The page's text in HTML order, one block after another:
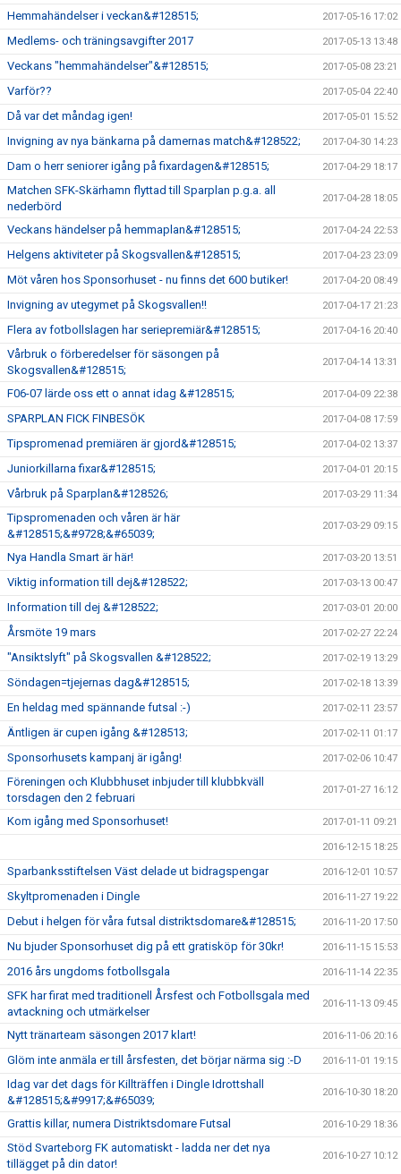
Hemmahändelser i veckan&#128515; 2017-05-16 17:02
Medlems- och träningsavgifter 2017 2017-05-13 13:48
Veckans "hemmahändelser"&#128515; 2017-05-08 23:21
Varför?? 2017-05-04 22:40
Då var det måndag igen! 2017-05-01 15:52
Invigning av nya bänkarna på damernas match&#128522; 2017-04-30 14:23
Dam o herr seniorer igång på fixardagen&#128515; 2017-04-29 18:17
Matchen SFK-Skärhamn flyttad till Sparplan p.g.a. all
nederbörd
2017-04-28 18:05
Veckans händelser på hemmaplan&#128515; 2017-04-24 22:53
Helgens aktiviteter på Skogsvallen&#128515; 2017-04-23 23:09
Möt våren hos Sponsorhuset - nu finns det 600 butiker! 2017-04-20 08:49
Invigning av utegymet på Skogsvallen!! 2017-04-17 21:23
Flera av fotbollslagen har seriepremiär&#128515; 2017-04-16 20:40
Vårbruk o förberedelser för säsongen på
Skogsvallen&#128515;
2017-04-14 13:31
F06-07 lärde oss ett o annat idag &#128515; 2017-04-09 22:38
SPARPLAN FICK FINBESÖK 2017-04-08 17:59
Tipspromenad premiären är gjord&#128515; 2017-04-02 13:37
Juniorkillarna fixar&#128515; 2017-04-01 20:15
Vårbruk på Sparplan&#128526; 2017-03-29 11:34
Tipspromenaden och våren är här
&#128515;&#9728;&#65039;
2017-03-29 09:15
Nya Handla Smart är här! 2017-03-20 13:51
Viktig information till dej&#128522; 2017-03-13 00:47
Information till dej &#128522; 2017-03-01 20:00
Årsmöte 19 mars 2017-02-27 22:24
"Ansiktslyft" på Skogsvallen &#128522; 2017-02-19 13:29
Söndagen=tjejernas dag&#128515; 2017-02-18 13:39
En heldag med spännande futsal :-) 2017-02-11 23:57
Äntligen är cupen igång &#128513; 2017-02-11 01:17
Sponsorhusets kampanj är igång! 2017-02-06 10:47
Föreningen och Klubbhuset inbjuder till klubbkväll
torsdagen den 2 februari
2017-01-27 16:12
Kom igång med Sponsorhuset! 2017-01-11 09:21
2016-12-15 18:25
Sparbanksstiftelsen Väst delade ut bidragspengar 2016-12-01 10:57
Skyltpromenaden i Dingle 2016-11-27 19:22
Debut i helgen för våra futsal distriktsdomare&#128515; 2016-11-20 17:50
Nu bjuder Sponsorhuset dig på ett gratisköp för 30kr! 2016-11-15 15:53
2016 års ungdoms fotbollsgala 2016-11-14 22:35
SFK har firat med traditionell Årsfest och Fotbollsgala med
avtackning och utmärkelser
2016-11-13 09:45
Nytt tränarteam säsongen 2017 klart! 2016-11-06 20:16
Glöm inte anmäla er till årsfesten, det börjar närma sig :-D 2016-11-01 19:15
Idag var det dags för Killträffen i Dingle Idrottshall
&#128515;&#9917;&#65039;
2016-10-30 18:20
Grattis killar, numera Distriktsdomare Futsal 2016-10-29 18:36
Stöd Svarteborg FK automatiskt - ladda ner det nya
tillägget på din dator!
2016-10-27 10:12